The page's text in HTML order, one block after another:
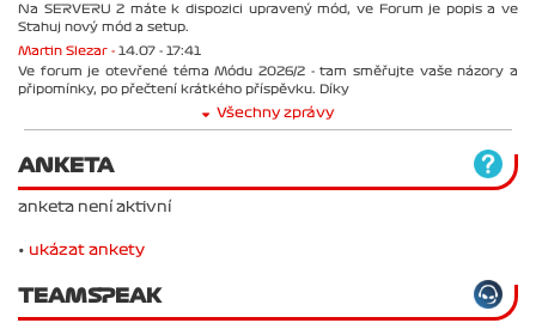
Na SERVERU 2 máte k dispozici upravený mód, ve Forum je popis a ve
Stahuj nový mód a setup.
Martin Slezar - 14.07 - 17:41
Ve forum je otevřené téma Módu 2026/2 - tam směřujte vaše názory a
připomínky, po přečtení krátkého příspěvku. Díky
Všechny zprávy
ANKETA
anketa není aktivní
• ukázat ankety
TEAMSPEAK